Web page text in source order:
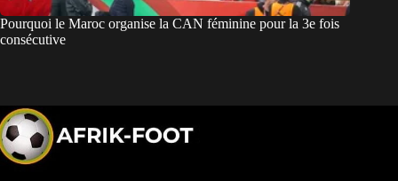
Pourquoi le Maroc organise la CAN féminine pour la 3e fois
consécutive